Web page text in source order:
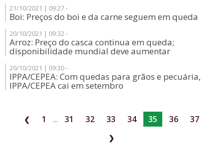
21/10/2021 | 09:27 -
Boi: Preços do boi e da carne seguem em queda
20/10/2021 | 09:32 -
Arroz: Preço do casca continua em queda;
disponibilidade mundial deve aumentar
20/10/2021 | 09:30 -
IPPA/CEPEA: Com quedas para grãos e pecuária,
IPPA/CEPEA cai em setembro
❮ 1 ... 31 32 33 34 35 36 37
❯